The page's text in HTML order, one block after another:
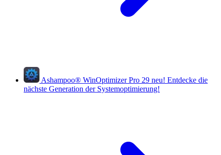
Ashampoo® WinOptimizer Pro 29 neu! Entdecke die
nächste Generation der Systemoptimierung!